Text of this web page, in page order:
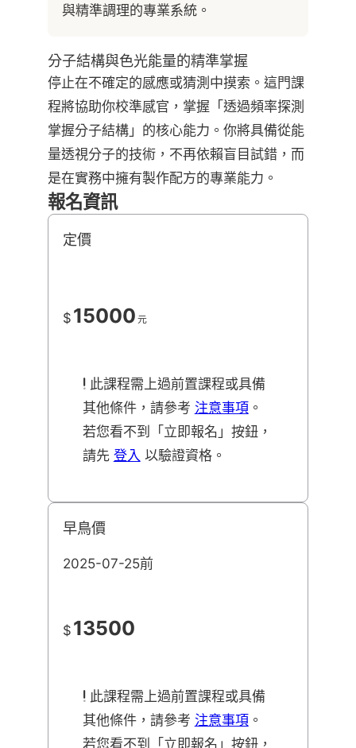
與精準調理的專業系統。
分子結構與色光能量的精準掌握
停止在不確定的感應或猜測中摸索。這門課
程將協助你校準感官，掌握「透過頻率探測
掌握分子結構」的核心能力。你將具備從能
量透視分子的技術，不再依賴盲目試錯，而
是在實務中擁有製作配方的專業能力。
報名資訊
定價
$ 15000 元
此課程需上過前置課程或具備
其他條件，請參考 注意事項。
若您看不到「立即報名」按鈕，
請先 登入 以驗證資格。
早鳥價
2025-07-25前
$ 13500
此課程需上過前置課程或具備
其他條件，請參考 注意事項。
若您看不到「立即報名」按鈕，